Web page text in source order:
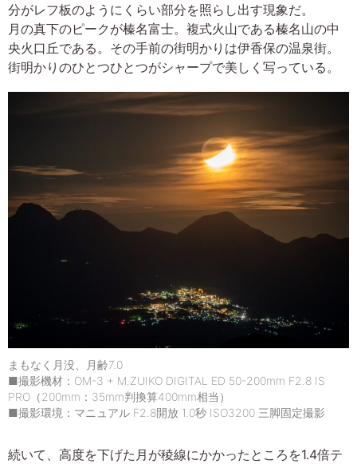
分がレフ板のようにくらい部分を照らし出す現象だ。
月の真下のピークが榛名富士。複式火山である榛名山の中
央火口丘である。その手前の街明かりは伊香保の温泉街。
街明かりのひとつひとつがシャープで美しく写っている。
まもなく月没、月齢7.0
■撮影機材：OM-3 + M.ZUIKO DIGITAL ED 50-200mm F2.8 IS
PRO（200mm：35mm判換算400mm相当）
■撮影環境：マニュアル F2.8開放 1.0秒 ISO3200 三脚固定撮影
続いて、高度を下げた月が稜線にかかったところを1.4倍テ